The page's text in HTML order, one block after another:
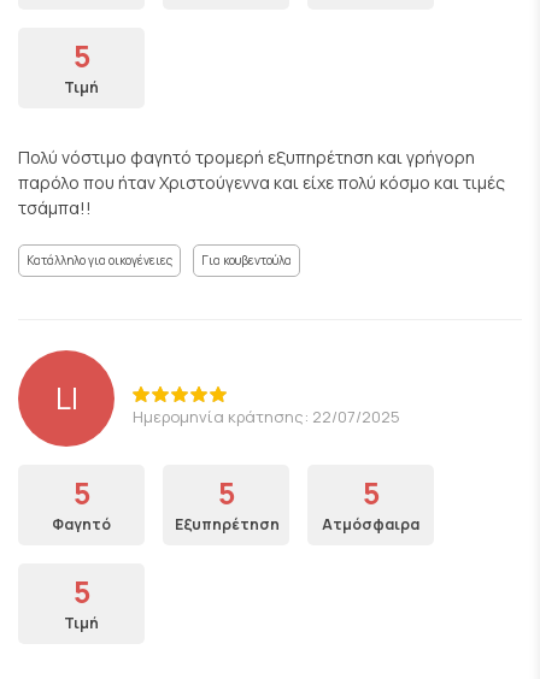
5
Τιμή
Πολύ νόστιμο φαγητό τρομερή εξυπηρέτηση και γρήγορη
παρόλο που ήταν Χριστούγεννα και είχε πολύ κόσμο και τιμές
τσάμπα!!
Κατάλληλο για οικογένειες Για κουβεντούλα
LI Ημερομηνία κράτησης: 22/07/2025
5
Φαγητό
5
Εξυπηρέτηση
5
Ατμόσφαιρα
5
Τιμή